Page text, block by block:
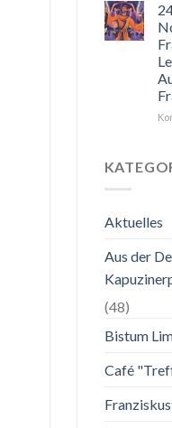
Aktuelles
Aus der
(48)
Bistum
Café